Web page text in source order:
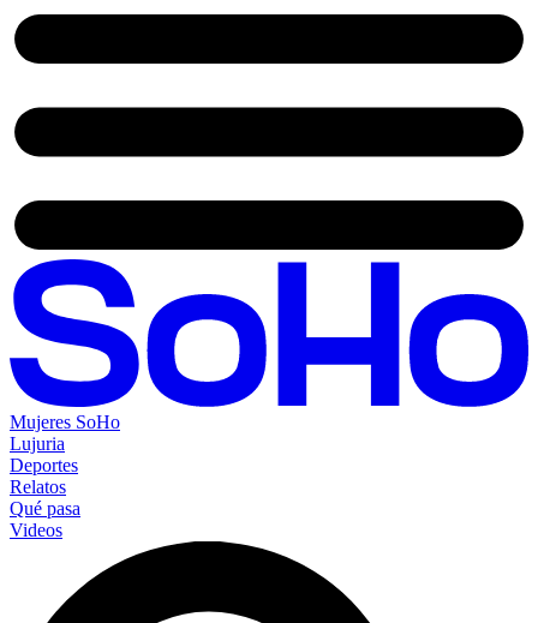
Mujeres SoHo
Lujuria
Deportes
Relatos
Qué pasa
Videos